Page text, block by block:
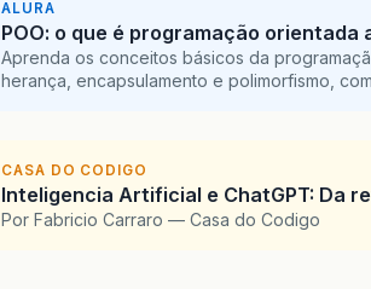
ALURA
POO: o que é programação orientada
Aprenda os conceitos básicos da
herança, encapsulamento e polimorfismo,
CASA DO CODIGO
Inteligencia Artificial e ChatGPT: Da
Por Fabricio Carraro — Casa do Codigo